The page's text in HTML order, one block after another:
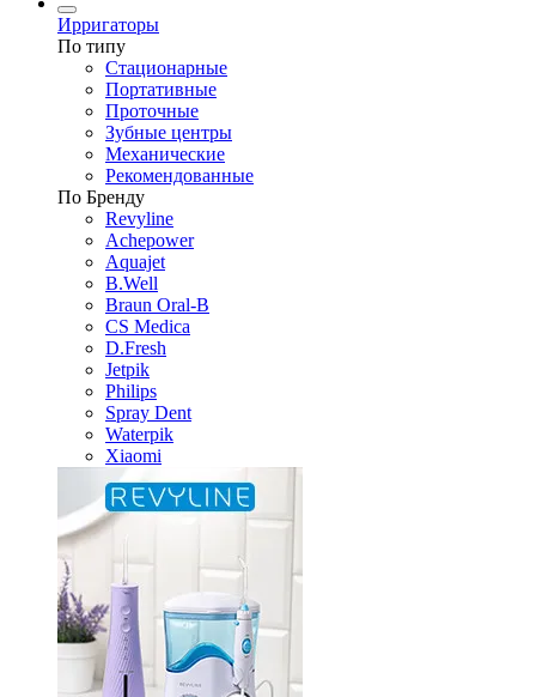
Ирригаторы
По типу
Стационарные
Портативные
Проточные
Зубные центры
Механические
Рекомендованные
По Бренду
Revyline
Achepower
Aquajet
B.Well
Braun Oral-B
CS Medica
D.Fresh
Jetpik
Philips
Spray Dent
Waterpik
Xiaomi